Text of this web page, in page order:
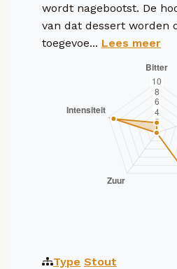
wordt nagebootst. De
van dat dessert worden
toegevoe... Lees meer
Type Stout